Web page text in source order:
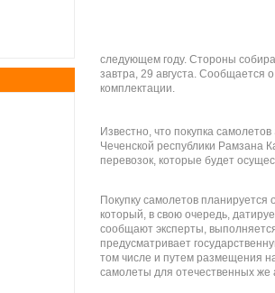
следующем году. Стороны
завтра, 29 августа. Сообщается
комплектации.
Известно, что покупка
Чеченской республики Рамзана
перевозок, которые будет
Покупку самолетов планируется
который, в свою очередь,
сообщают эксперты,
предусматривает
том числе и путем размещения
самолеты для отечественных же